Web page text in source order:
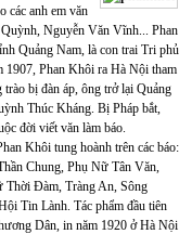
các anh em văn
Nguyễn Văn Vĩnh... Phan
Quảng Nam, là con trai Tri phủ
1907, Phan Khôi ra Hà Nội tham
bị đàn áp, ông trở lại Quảng
Thúc Kháng. Bị Pháp bắt,
đời viết văn làm báo.
Khôi tung hoành trên các báo:
Chung, Phụ Nữ Tân Văn,
Thời Đàm, Tràng An, Sông
Tin Lành. Tác phẩm đầu tiên
Dân, in năm 1920 ở Hà Nội